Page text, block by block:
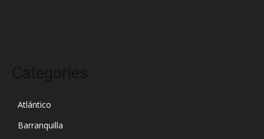
Atlántico
Barranquilla